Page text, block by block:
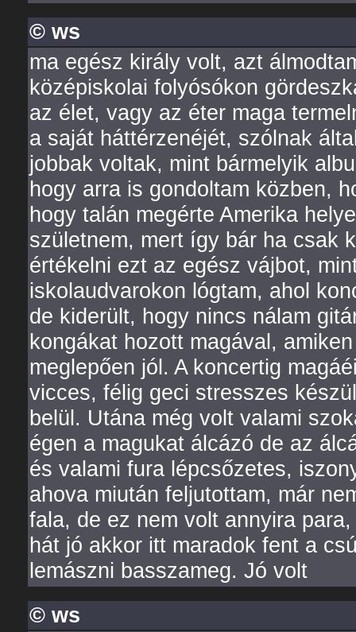
© ws
ma egész király volt, azt
középiskolai folyósókon
az élet, vagy az éter maga
a saját háttérzenéjét, szólnak
jobbak voltak, mint bármelyik
hogy arra is gondoltam közben,
hogy talán megérte Amerika
születnem, mert így bár ha csak
értékelni ezt az egész vájbot,
iskolaudvarokon lógtam, ahol
de kiderült, hogy nincs nálam
kongákat hozott magával,
meglepően jól. A koncertig
vicces, félig geci stresszes
belül. Utána még volt valami
égen a magukat álcázó de az
és valami fura lépcsőzetes,
ahova miután feljutottam, már
fala, de ez nem volt annyira
hát jó akkor itt maradok fent a
lemászni basszameg. Jó volt
© ws